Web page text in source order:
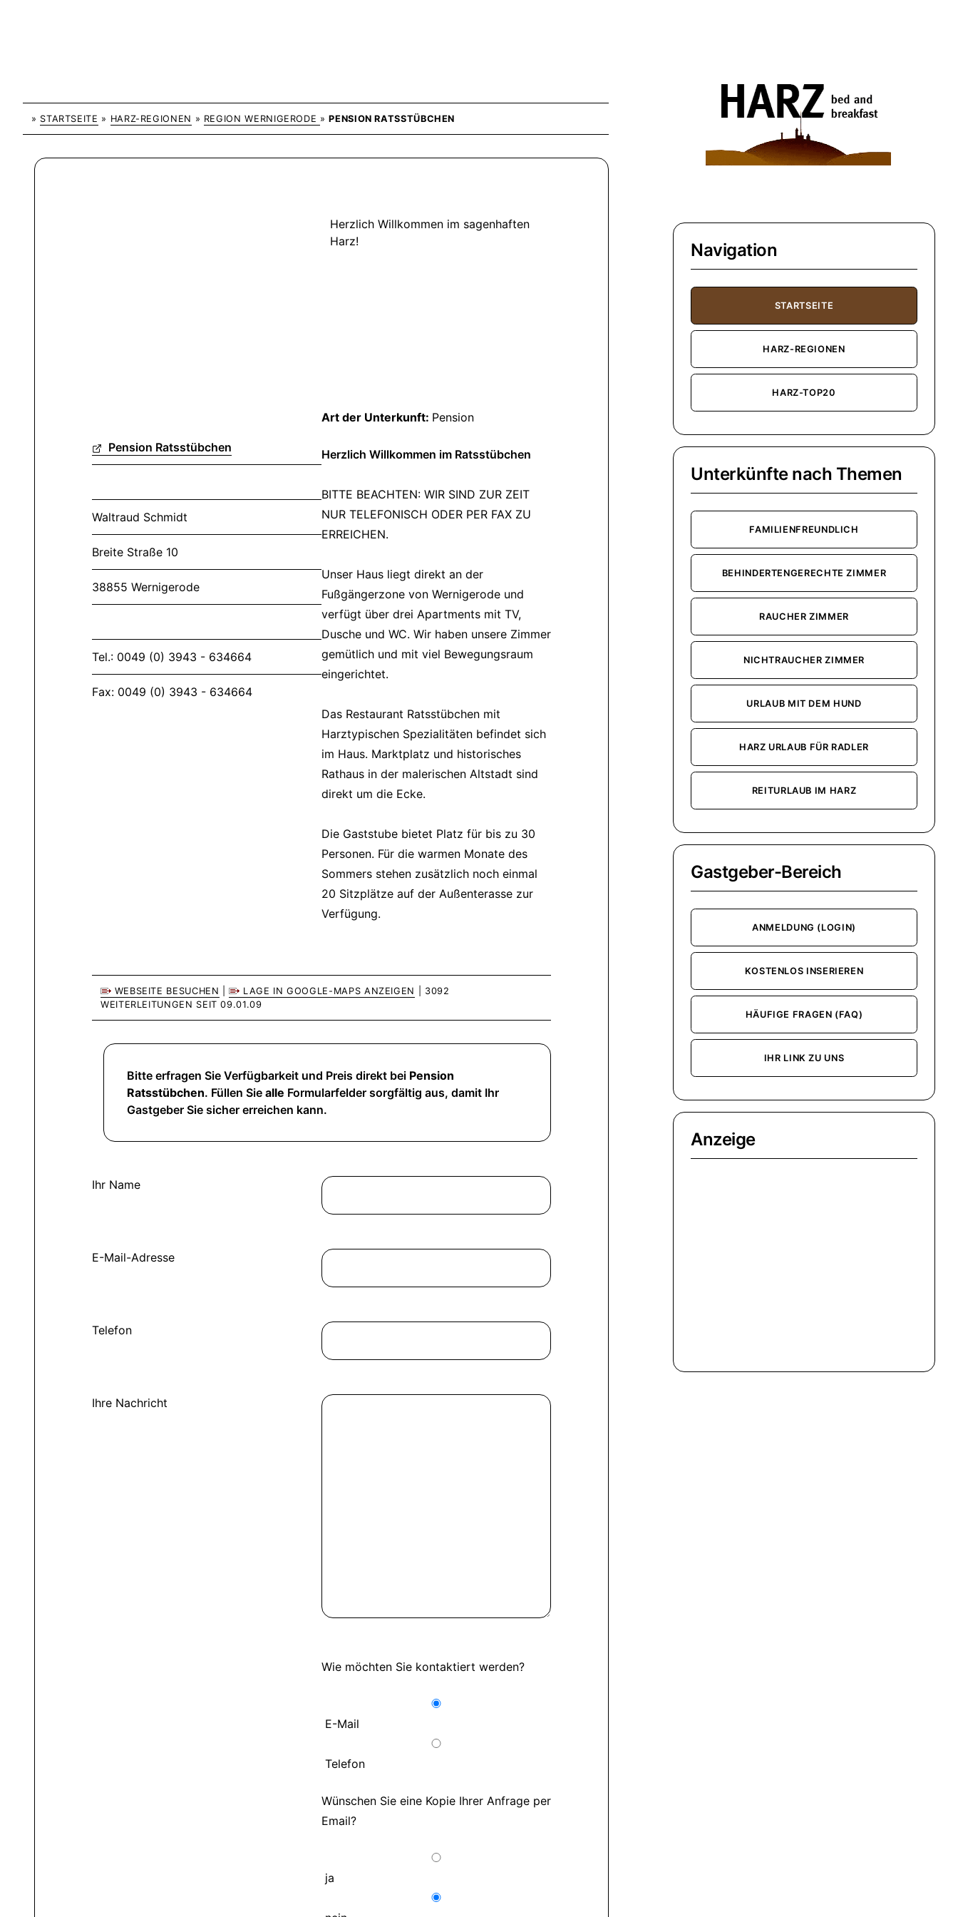
» STARTSEITE » HARZ-REGIONEN » REGION WERNIGERODE »PENSION RATSSTÜBCHEN
Herzlich Willkommen im sagenhaften
Harz!
Pension Ratsstübchen
Waltraud Schmidt
Breite Straße 10
38855 Wernigerode
Tel.: 0049 (0) 3943 - 634664
Fax: 0049 (0) 3943 - 634664
Art der Unterkunft: Pension
Herzlich Willkommen im Ratsstübchen
BITTE BEACHTEN: WIR SIND ZUR ZEIT
NUR TELEFONISCH ODER PER FAX ZU
ERREICHEN.
Unser Haus liegt direkt an der
Fußgängerzone von Wernigerode und
verfügt über drei Apartments mit TV,
Dusche und WC. Wir haben unsere Zimmer
gemütlich und mit viel Bewegungsraum
eingerichtet.
Das Restaurant Ratsstübchen mit
Harztypischen Spezialitäten befindet sich
im Haus. Marktplatz und historisches
Rathaus in der malerischen Altstadt sind
direkt um die Ecke.
Die Gaststube bietet Platz für bis zu 30
Personen. Für die warmen Monate des
Sommers stehen zusätzlich noch einmal
20 Sitzplätze auf der Außenterasse zur
Verfügung.
WEBSEITE BESUCHEN | LAGE IN GOOGLE-MAPS ANZEIGEN
| 3092
WEITERLEITUNGEN SEIT 09.01.09
Bitte erfragen Sie Verfügbarkeit und Preis direkt bei Pension
Ratsstübchen. Füllen Sie alle Formularfelder sorgfältig aus, damit Ihr
Gastgeber Sie sicher erreichen kann.
Ihr Name
E-Mail-Adresse
Telefon
Ihre Nachricht
Wie möchten Sie kontaktiert werden?
E-Mail
Telefon
Wünschen Sie eine Kopie Ihrer Anfrage per
Email?
ja
Navigation
STARTSEITE
HARZ-REGIONEN
HARZ-TOP20
Unterkünfte nach Themen
FAMILIENFREUNDLICH
BEHINDERTENGERECHTE ZIMMER
RAUCHER ZIMMER
NICHTRAUCHER ZIMMER
URLAUB MIT DEM HUND
HARZ URLAUB FÜR RADLER
REITURLAUB IM HARZ
Gastgeber-Bereich
ANMELDUNG (LOGIN)
KOSTENLOS INSERIEREN
HÄUFIGE FRAGEN (FAQ)
IHR LINK ZU UNS
Anzeige